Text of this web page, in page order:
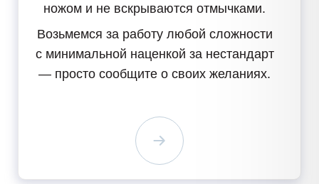
ножом и не вскрываются отмычками.
Возьмемся за работу любой сложности
с минимальной наценкой за нестандарт
— просто сообщите о своих желаниях.